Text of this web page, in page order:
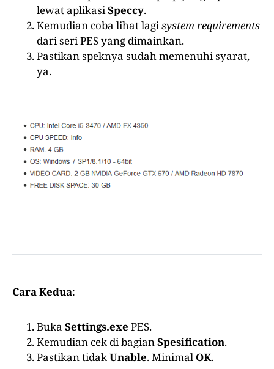
lewat aplikasiSpeccy.
Kemudian coba lihat lagisystem requirements
dari seri PES yang dimainkan.
Pastikan speknya sudah memenuhi syarat,
ya.
Cara Kedua:
Buka Settings.exe PES.
Kemudian cek di bagianSpesification.
Pastikan tidakUnable. Minimal OK.